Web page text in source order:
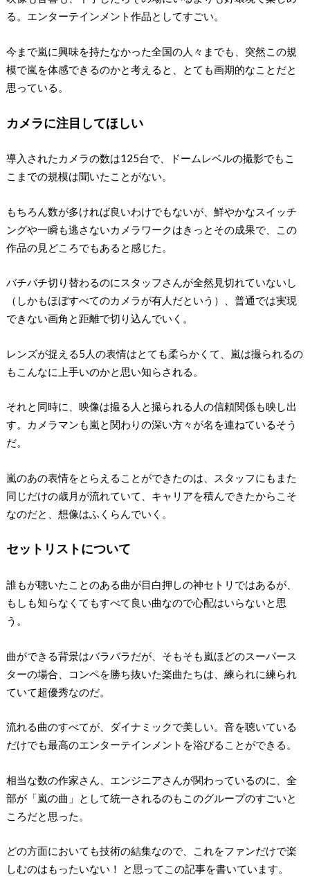
る。エンターテインメント作品としてすごい。
今まで嵐に興味を持たなかった全国の人々までも、突然この規
模で嵐を体感できるのかと考えると、とても画期的なことだと
思っている。
カメラに注目してほしい
導入されたカメラの数は125台で、ドームレベルの撮影でもこ
こまでの規模は聞いたことがない。
もちろん数が多ければ良いわけでもないが、鮮やかなスイッチ
ングや一瞬も逃さないカメラワークはきっとその成果で、この
作品の見どころでもあると感じた。
バチバチ切り替わるのにスタッフさんが全然見切れていないし
（しかもほぼすべてのカメラが有人だという）、普通では実現
できない画角と距離で切り込んでいく。
レンズが捉える5人の表情はとても柔らかくて、嵐は撮られるの
もこんなに上手いのかと思い知らされる。
それと同時に、映像は撮る人と撮られる人の信頼関係も映し出
す。カメラマンも嵐と関わりの深い方々が名を連ねているそう
だ。
嵐のあの表情をとらえることができたのは、スタッフにもまた
同じだけの歳月が流れていて、キャリアを積んできたからこそ
なのだと、想像はふくらんでいく。
セットリストについて
誰もが聴いたことのある曲が目白押しの神セトリではあるが、
もしも知らなくてもすべて良い曲なので心配はいらないと思
う。
曲ができる背景はバラバラだが、そもそも嵐ほどのスーパース
ターの場合、コンペを勝ち抜いた楽曲たちは、練られに練られ
ていて超優秀なのだ。
流れる曲のすべてが、ダイナミックで美しい。音を聴いている
だけでも最高のエンターテインメントを浴びることができる。
相当な数の作家さん、エンジニアさんが関わっているのに、全
部が「嵐の曲」として統一されるのもこのグループのすごいと
ころだと思った。
どの方面においても技術の結集なので、これをファンだけで楽
しむのはもったいない！ と思ってこの記事を書いています。